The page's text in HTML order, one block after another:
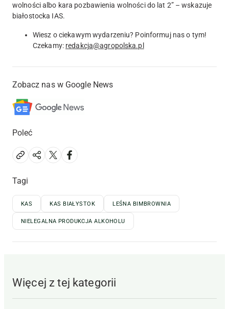
wolności albo kara pozbawienia wolności do lat 2” – wskazuje
białostocka IAS.
Wiesz o ciekawym wydarzeniu? Poinformuj nas o tym!
Czekamy: redakcja@agropolska.pl
Zobacz nas w Google News
Poleć
Tagi
KAS KAS BIAŁYSTOK LEŚNA BIMBROWNIA
NIELEGALNA PRODUKCJA ALKOHOLU
Więcej z tej kategorii